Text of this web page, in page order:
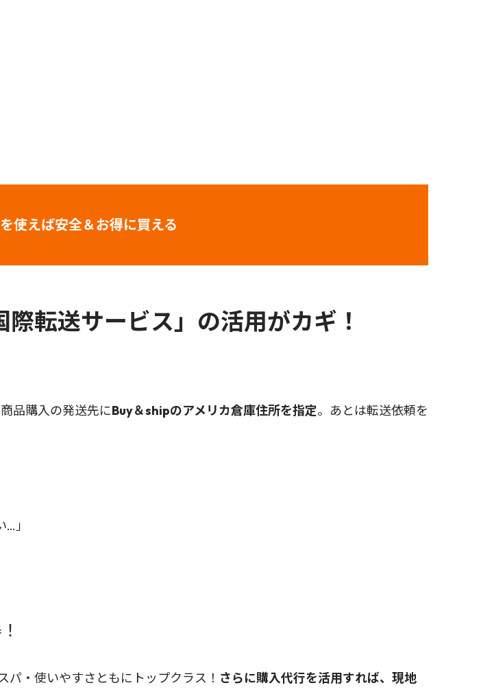
使えば安全＆お得に買える
転送サービス」の活用がカギ！
品購入の発送先にBuy＆shipのアメリカ倉庫住所を指定。あとは転送依頼を
」
・使いやすさともにトップクラス！ さらに購入代行を活用すれば、現地